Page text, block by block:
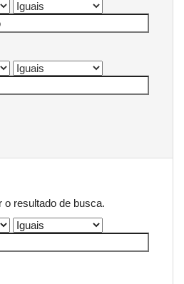
o resultado de busca.